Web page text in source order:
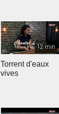
12 min
Torrent d'eaux
vives